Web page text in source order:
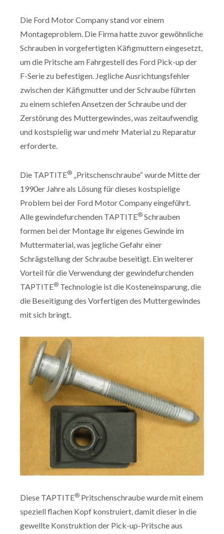
Die Ford Motor Company stand vor einem
Montageproblem. Die Firma hatte zuvor gewöhnliche
Schrauben in vorgefertigten Käfigmuttern eingesetzt,
um die Pritsche am Fahrgestell des Ford Pick-up der
F-Serie zu befestigen. Jegliche Ausrichtungsfehler
zwischen der Käfigmutter und der Schraube führten
zu einem schiefen Ansetzen der Schraube und der
Zerstörung des Muttergewindes, was zeitaufwendig
und kostspielig war und mehr Material zu Reparatur
erforderte.
Die TAPTITE® „Pritschenschraube“ wurde Mitte der
1990er Jahre als Lösung für dieses kostspielige
Problem bei der Ford Motor Company eingeführt.
Alle gewindefurchenden TAPTITE® Schrauben
formen bei der Montage ihr eigenes Gewinde im
Muttermaterial, was jegliche Gefahr einer
Schrägstellung der Schraube beseitigt. Ein weiterer
Vorteil für die Verwendung der gewindefurchenden
TAPTITE® Technologie ist die Kosteneinsparung, die
die Beseitigung des Vorfertigen des Muttergewindes
mit sich bringt.
Diese TAPTITE® Pritschenschraube wurde mit einem
speziell flachen Kopf konstruiert, damit dieser in die
gewellte Konstruktion der Pick-up-Pritsche aus